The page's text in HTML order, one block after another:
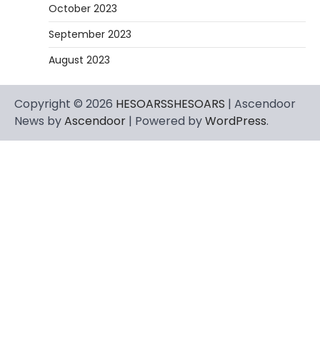
October 2023
September 2023
August 2023
Copyright © 2026 HESOARSSHESOARS | Ascendoor
News byAscendoor | Powered byWordPress.